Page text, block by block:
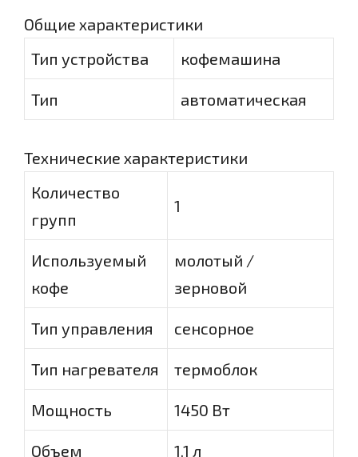
Общие характеристики
Тип устройства
кофемашина
Тип автоматическая
Технические характеристики
Количество
групп
1
Используемый
кофе
молотый /
зерновой
Тип управления сенсорное
Тип нагревателя термоблок
Мощность 1450 Вт
Объем 1.1 л